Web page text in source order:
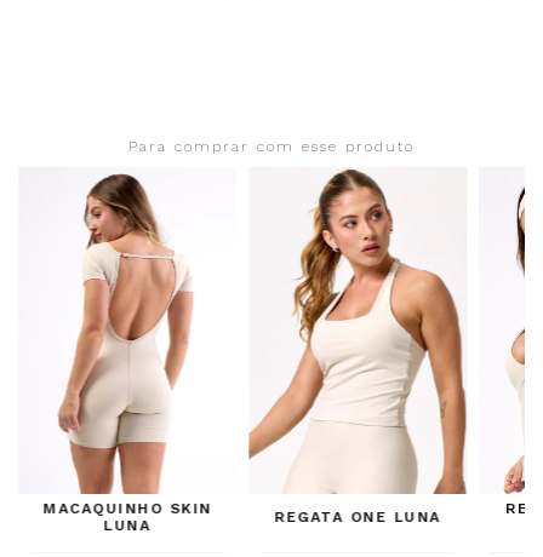
Para comprar com esse produto
MACAQUINHO SKIN
LUNA
REGATA ONE LUNA